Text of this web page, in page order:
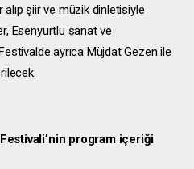
şiir ve müzik dinletisiyle
Esenyurtlu sanat ve
ayrıca Müjdat Gezen ile
program içeriği